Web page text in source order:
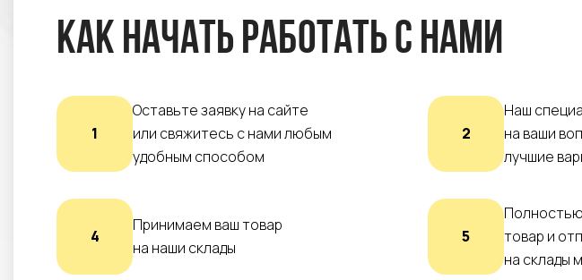
Как начать работать с нами
1
Оставьте заявку на сайте
или свяжитесь с нами любым
удобным способом
2
Наш
на ваши
лучшие
4
Принимаем ваш товар
на наши склады
5
товар и
на склады